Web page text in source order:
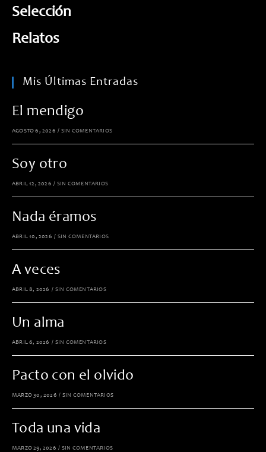
Selección
Relatos
Mis Últimas Entradas
El mendigo
AGOSTO 6, 2026 / SIN COMENTARIOS
Soy otro
ABRIL 12, 2026 / SIN COMENTARIOS
Nada éramos
ABRIL 10, 2026 / SIN COMENTARIOS
A veces
ABRIL 8, 2026 / SIN COMENTARIOS
Un alma
ABRIL 6, 2026 / SIN COMENTARIOS
Pacto con el olvido
MARZO 30, 2026 / SIN COMENTARIOS
Toda una vida
MARZO 29, 2026 / SIN COMENTARIOS